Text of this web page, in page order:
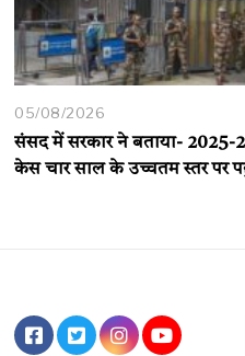
05/08/2026
संसद में सरकार ने बताया- 2025-26
केस चार साल के उच्चतम स्तर पर